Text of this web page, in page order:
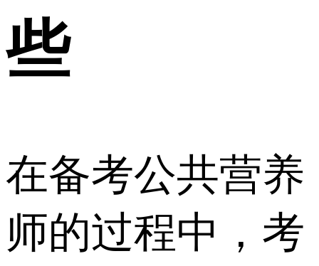
些
在备考公共营养
师的过程中，考